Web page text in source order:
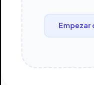
Empezar